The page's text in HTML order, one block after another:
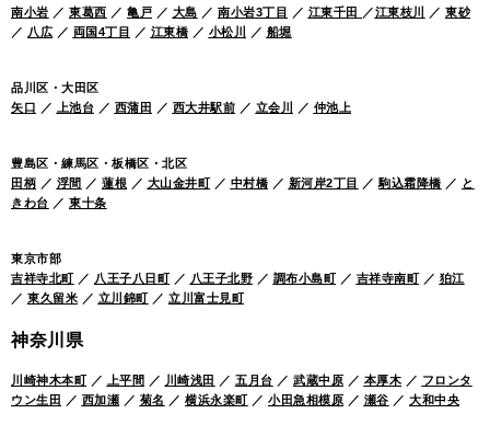
南小岩 ／ 東葛西 ／ 亀戸 ／ 大島 ／ 南小岩3丁目 ／ 江東千田 ／江東枝川 ／ 東砂
／ 八広 ／ 両国4丁目 ／ 江東橋 ／ 小松川 ／ 船堀
品川区・大田区
矢口 ／ 上池台 ／ 西蒲田 ／ 西大井駅前 ／ 立会川 ／ 仲池上
豊島区・練馬区・板橋区・北区
田柄 ／ 浮間 ／ 蓮根 ／ 大山金井町／ 中村橋 ／ 新河岸2丁目 ／ 駒込霜降橋 ／ と
きわ台 ／ 東十条
東京市部
吉祥寺北町／ 八王子八日町／ 八王子北野 ／ 調布小島町／ 吉祥寺南町／ 狛江
／ 東久留米 ／ 立川錦町／ 立川富士見町
神奈川県
川崎神木本町／ 上平間 ／ 川崎浅田 ／ 五月台 ／ 武蔵中原 ／ 本厚木 ／ フロンタ
ウン生田
／ 西加瀬 ／ 菊名 ／ 横浜永楽町／ 小田急相模原 ／ 瀬谷 ／ 大和中央